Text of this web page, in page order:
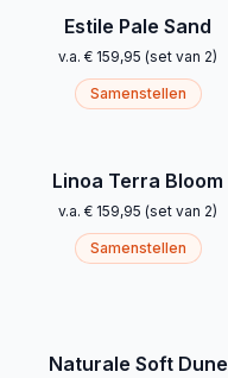
Estile Pale Sand
v.a. € 159,95 (set van 2)
Samenstellen
Linoa Terra Bloom
v.a. € 159,95 (set van 2)
Samenstellen
Naturale Soft Dune